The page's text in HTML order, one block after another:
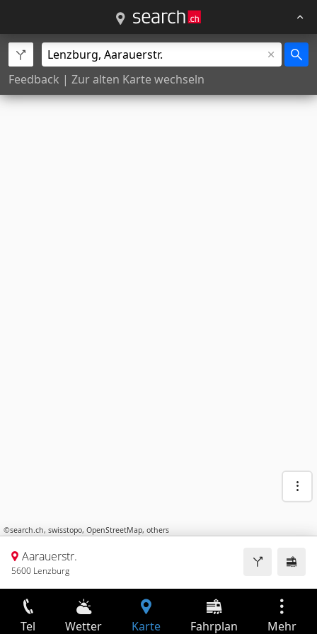
Feedback | Zur alten Karte wechseln
©search.ch, swisstopo, OpenStreetMap, others
Aarauerstr.
5600 Lenzburg
Tel Wetter Karte Fahrplan Mehr